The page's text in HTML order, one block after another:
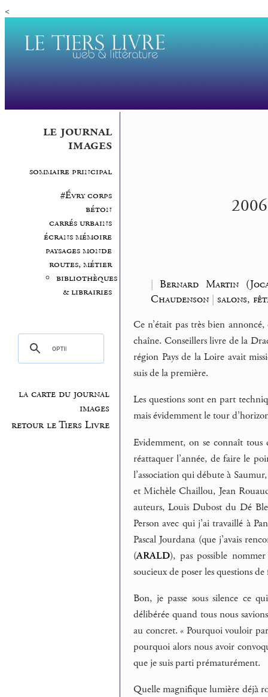
<
le journal
images
sommaire principal
#Évry corps
béton
carrés urbains
écrans mémoire
paysages monde
routes, métier
bibliothèques
& librairies
la carte du journal
images
retour le Tiers Livre
|Bernard Martin
Chaudenson| salons,
Ce n’était pas très bien
chaîne. Conseillers livre de la
région Pays de la Loire avait
suis de la première.
Les questions sont en part
mais évidemment le tour
Evidemment, on se connaît
réattaquer l’année, de faire le
l’association qui débute à
et Michèle Chaillou, Jean
auteurs, Louis Dubost du Dé
Person avec qui j’ai travaillé à
Pascal Jourdana (que j’avais
(ARALD), pas possible
soucieux de poser les questions
Bon, je passe sous silence ce
délibérée quand tous nous
au concret. « Pourquoi vouloir
pourquoi alors nous avoir
que je suis parti prématurément.
Quelle magnifique lumière déjà